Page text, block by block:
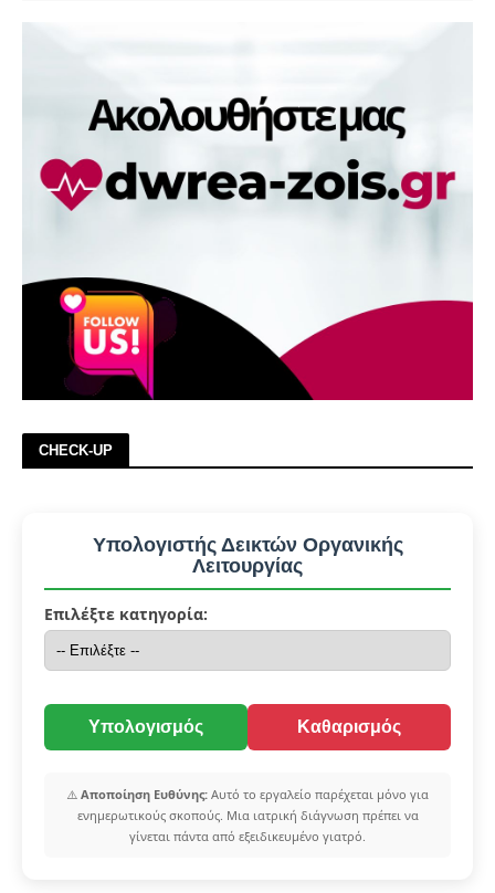
CHECK-UP
Υπολογιστής Δεικτών Οργανικής
Λειτουργίας
Επιλέξτε κατηγορία:
Υπολογισμός Καθαρισμός
⚠️ Αποποίηση Ευθύνης: Αυτό το εργαλείο παρέχεται μόνο για
ενημερωτικούς σκοπούς. Μια ιατρική διάγνωση πρέπει να
γίνεται πάντα από εξειδικευμένο γιατρό.